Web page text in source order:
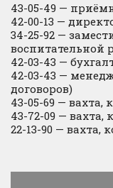
43-05-49 —
42-00-13 —
34-25-92 —
воспитательной
42-03-43 —
42-03-43 —
договоров)
43-05-69 — вахта,
43-72-09 — вахта,
22-13-90 — вахта,